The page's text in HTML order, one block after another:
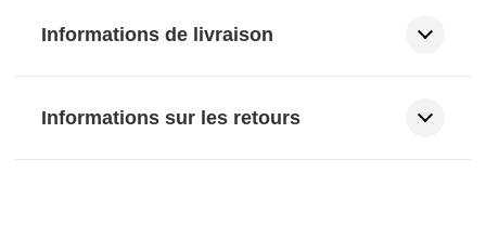
Informations de livraison
Informations sur les retours